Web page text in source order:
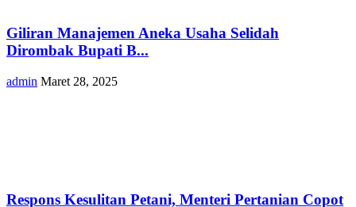
Giliran Manajemen Aneka Usaha Selidah
Dirombak Bupati B...
admin Maret 28, 2025
Respons Kesulitan Petani, Menteri Pertanian Copot